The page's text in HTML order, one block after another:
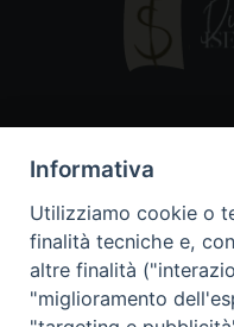
86170 Isernia
086550849
Informativa
Utilizziamo cookie o
finalità tecniche e,
altre finalità
"miglioramento